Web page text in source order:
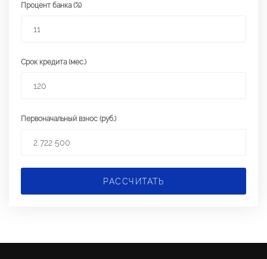
Процент банка (%)
Срок кредита (мес.)
Первоначальный взнос (руб.)
РАССЧИТАТЬ